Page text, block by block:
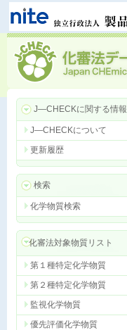
J―CHECKに関する情報
J―CHECKについて
更新履歴
検索
化学物質検索
化審法対象物質リスト
第１種特定化学物質
第２種特定化学物質
監視化学物質
優先評価化学物質